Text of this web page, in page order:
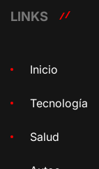
LINKS
Inicio
Tecnología
Salud